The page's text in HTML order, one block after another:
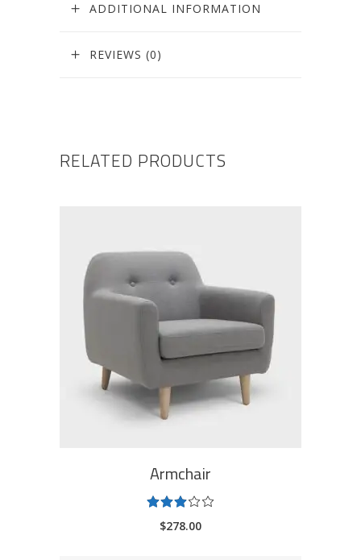
ADDITIONAL INFORMATION
REVIEWS (0)
RELATED PRODUCTS
ADD TO CART
Armchair
out
$278.00